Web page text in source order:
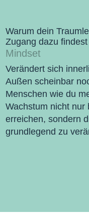
Warum dein
Zugang dazu findest
Mindset
Verändert sich
Außen scheinbar
Menschen wie du
Wachstum nicht nur
erreichen, sondern
grundlegend zu